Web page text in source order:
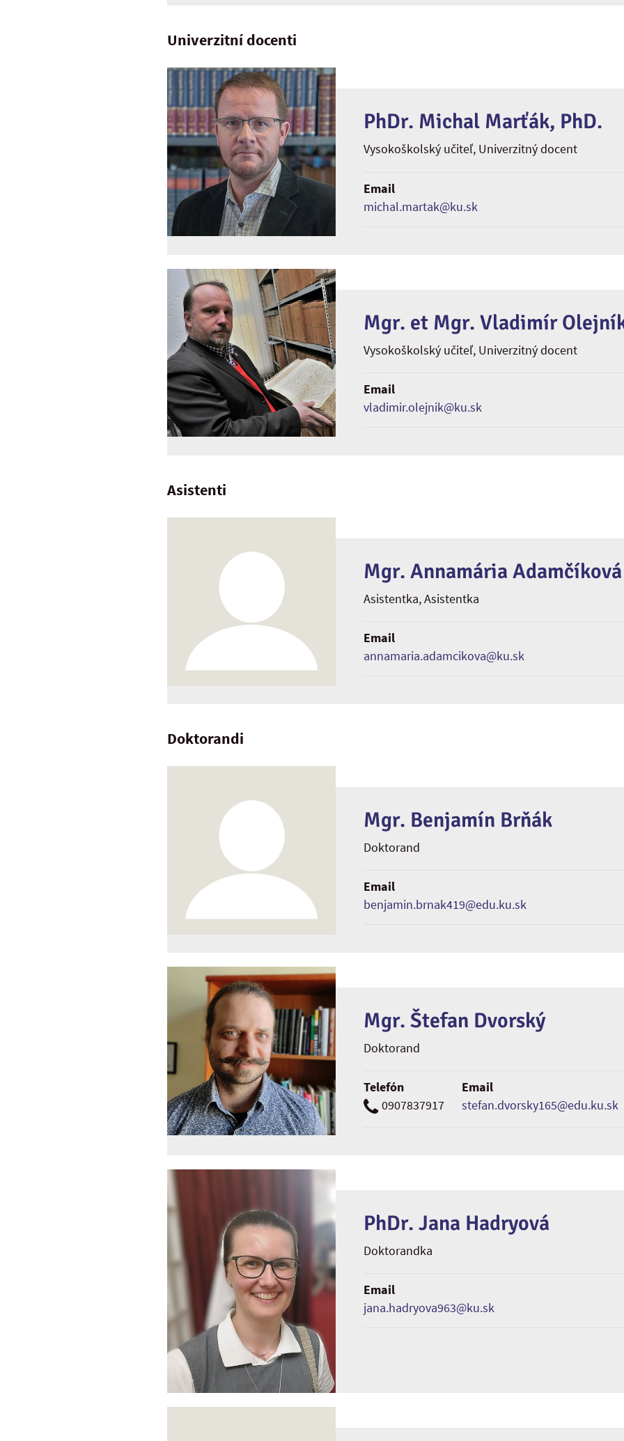
Univerzitní docenti
PhDr. Michal Marťák, PhD.
Vysokoškolský učiteľ, Univerzitný docent
Email
michal.martak@ku.sk
Mgr. et Mgr. Vladimír
Vysokoškolský učiteľ, Univerzitný docent
Email
vladimir.olejnik@ku.sk
Asistenti
Mgr. Annamária Adamčíková
Asistentka, Asistentka
Email
annamaria.adamcikova@ku.sk
Doktorandi
Mgr. Benjamín Brňák
Doktorand
Email
benjamin.brnak419@edu.ku.sk
Mgr. Štefan Dvorský
Doktorand
Telefón
0907837917
Email
stefan.dvorsky165@edu.ku.sk
PhDr. Jana Hadryová
Doktorandka
Email
jana.hadryova963@ku.sk